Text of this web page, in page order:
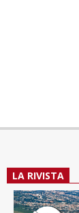
LA RIVISTA